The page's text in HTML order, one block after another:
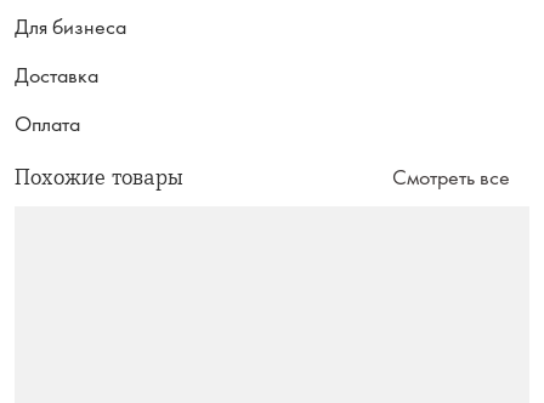
Для бизнеса
Доставка
Оплата
Похожие товары Смотреть все